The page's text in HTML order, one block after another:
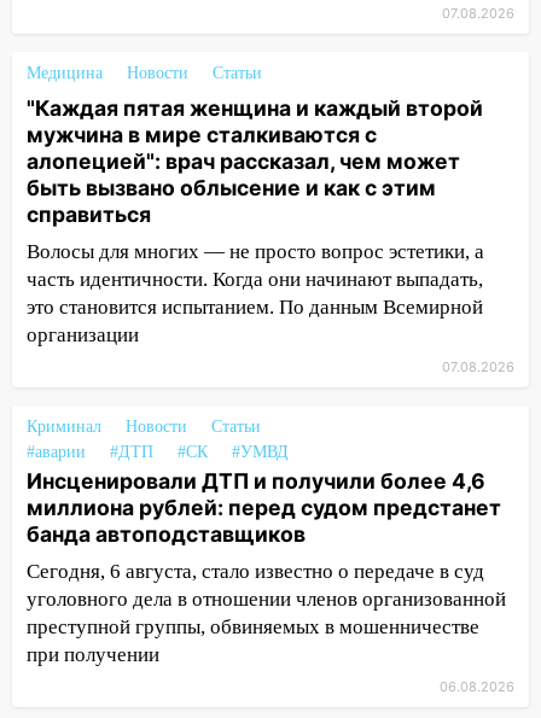
областью
09:41 Диана Шурыгина уверовала в
Бога в СИЗО
09:35 В Ульяновске директора фирмы
будут судить за неуплату налогов на 48
млн рублей
08:22 Подросток на питбайке сбил
велосипедистку: пострадали двое
Жара возвращается: ожидается
06:00
Под Ульяновском при развороте
пострадал 38-летний водитель
иномарки
05:00 «Каждая пятая женщина и каждый
второй мужчина в мире сталкиваются с
алопецией»: врач рассказал, чем может
быть вызвано облысение и как с этим
справиться
Гороскоп на 7 августа: пятница
07.08.2026
Медицина Новости Статьи
"Каждая пятая женщина и каждый второй
мужчина в мире сталкиваются с
алопецией": врач рассказал, чем может
быть вызвано облысение и как с этим
справиться
Волосы для многих — не просто вопрос эстетики, а
часть идентичности. Когда они начинают выпадать,
это становится испытанием. По данным Всемирной
организации
07.08.2026
Криминал Новости
Статьи
#аварии
#ДТП #СК #УМВД
Инсценировали ДТП и получили более 4,6
миллиона рублей: перед судом предстанет
банда автоподставщиков
Сегодня, 6 августа, стало известно о передаче в суд
уголовного дела в отношении членов организованной
преступной группы, обвиняемых в мошенничестве
при получении
06.08.2026